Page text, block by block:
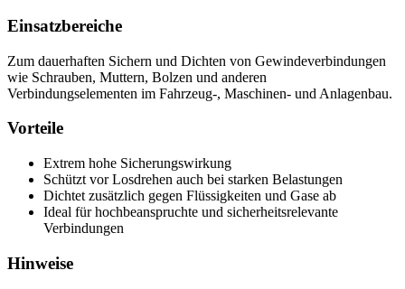
Einsatzbereiche
Zum dauerhaften Sichern und Dichten von Gewindeverbindungen
wie Schrauben, Muttern, Bolzen und anderen
Verbindungselementen im Fahrzeug-, Maschinen- und Anlagenbau.
Vorteile
Extrem hohe Sicherungswirkung
Schützt vor Losdrehen auch bei starken Belastungen
Dichtet zusätzlich gegen Flüssigkeiten und Gase ab
Ideal für hochbeanspruchte und sicherheitsrelevante
Verbindungen
Hinweise